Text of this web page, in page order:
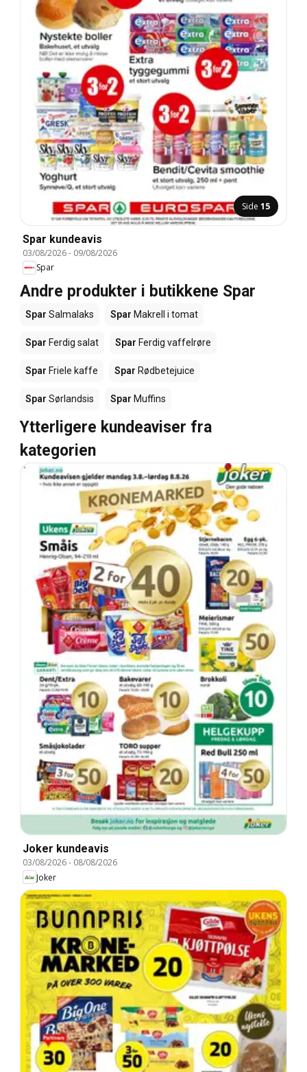
Side 15
Spar kundeavis
03/08/2026- 09/08/2026
Spar
Andre produkter i butikkene Spar
Spar Salmalaks Spar Makrell i tomat
Spar Ferdig salat Spar Ferdig vaffelrøre
Spar Friele kaffe Spar Rødbetejuice
Spar Sørlandsis Spar Muffins
Ytterligere kundeaviser fra
kategorien
Joker kundeavis
03/08/2026- 08/08/2026
Joker